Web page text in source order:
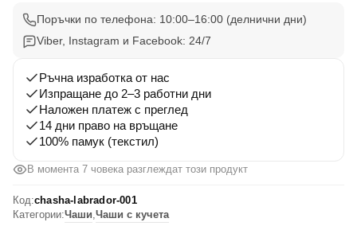
Лабрадор
001
Поръчки по телефона: 10:00–16:00 (делнични дни)
Viber, Instagram и Facebook: 24/7
Ръчна изработка от нас
Изпращане до 2–3 работни дни
Наложен платеж с преглед
14 дни право на връщане
100% памук (текстил)
В момента 7 човека разглеждат този продукт
Код:chasha-labrador-001
Категории:Чаши Чаши с кучета